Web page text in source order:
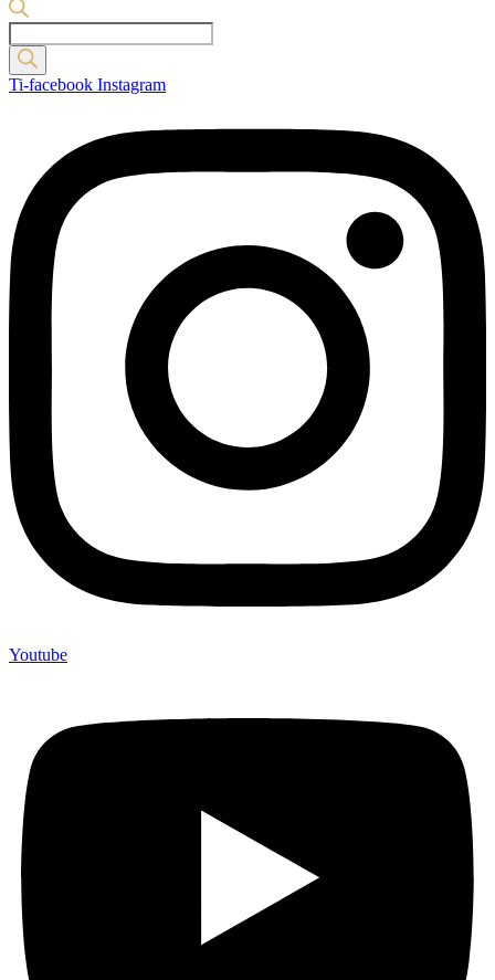
Products
search
Ti-facebook Instagram
Youtube